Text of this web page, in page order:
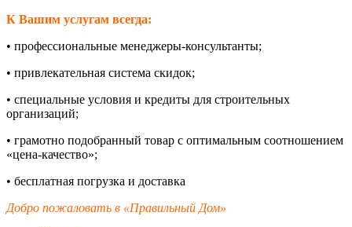
К Вашим услугам всегда:
• профессиональные менеджеры-консультанты;
• привлекательная система скидок;
• специальные условия и кредиты для строительных
организаций;
• грамотно подобранный товар с оптимальным соотношением
«цена-качество»;
• бесплатная погрузка и доставка
Добро пожаловать в «Правильный Дом»